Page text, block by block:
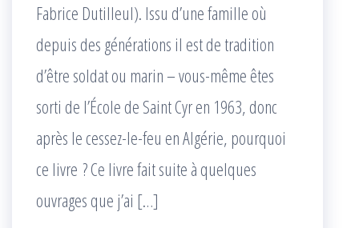
Fabrice Dutilleul). Issu d’une famille où
depuis des générations il est de tradition
d’être soldat ou marin – vous-même êtes
sorti de l’École de Saint Cyr en 1963, donc
après le cessez-le-feu en Algérie, pourquoi
ce livre ? Ce livre fait suite à quelques
ouvrages que j’ai […]